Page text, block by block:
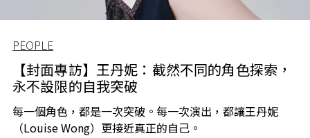
PEOPLE
【封面專訪】王丹妮：截然不同的角色探索，
永不設限的自我突破
每一個角色，都是一次突破。每一次演出，都讓王丹妮
（Louise Wong）更接近真正的自己。